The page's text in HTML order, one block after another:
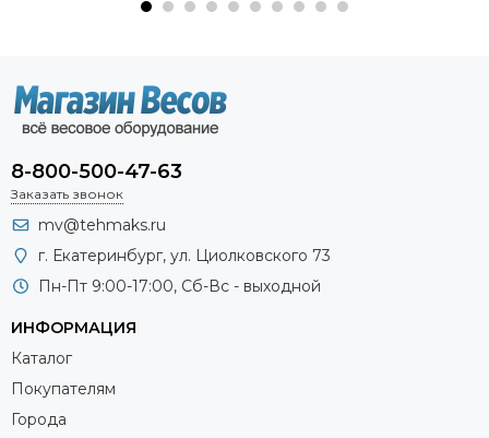
8-800-500-47-63
Заказать звонок
mv@tehmaks.ru
г. Екатеринбург, ул. Циолковского 73
Пн-Пт 9:00-17:00, Сб-Вс - выходной
ИНФОРМАЦИЯ
Каталог
Покупателям
Города